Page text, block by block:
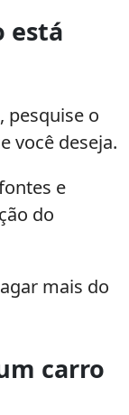
está
pesquise o
você deseja.
e
do
mais do
carro